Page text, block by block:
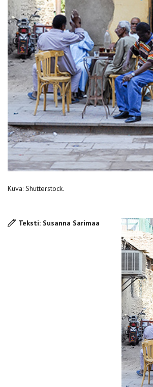
Kuva: Shutterstock.
Teksti: Susanna Sarimaa